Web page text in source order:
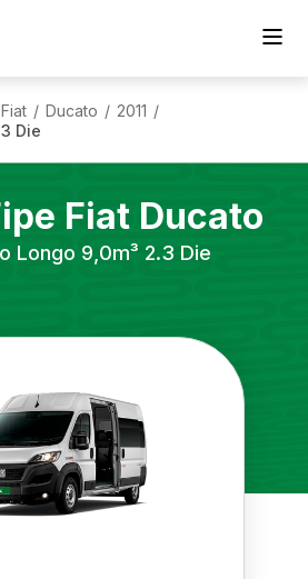
Fiat / Ducato / 2011 /
Die
Fiat Ducato
Longo 9,0m³ 2.3 Die